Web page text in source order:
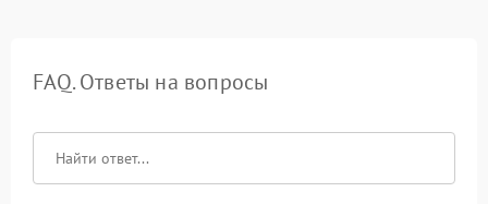
FAQ. Ответы на вопросы